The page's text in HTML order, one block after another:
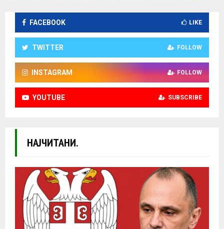
FACEBOOK LIKE
TWITTER FOLLOW
INSTAGRAM FOLLOW
YOUTUBE SUBSCRIBE
НАЈЧИТАНИ.